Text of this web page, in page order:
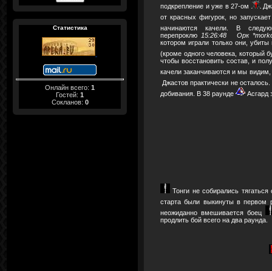
Статистика
Онлайн всего: 1
Гостей: 1
Сокланов: 0
подкрепление и уже в 27-ом
от красных фигурок, но
начинаются качели. В
перепроклю 15:26:48 Орк
котором играли только они,
(кроме одного человека, который
чтобы восстановить состав, и
качели заканчиваются и мы
Джастов практически не
добивания. В 38 раунде
Асгард
Тонги не собирались
старта были выкинуты в
неожиданно вмешивается боец
продлить бой всего на два раунда.